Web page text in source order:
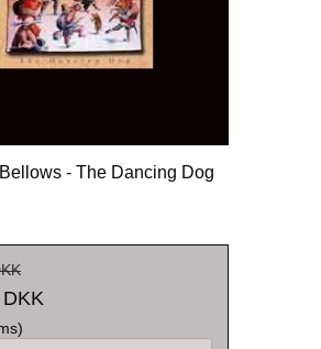
- The Dancing Dog